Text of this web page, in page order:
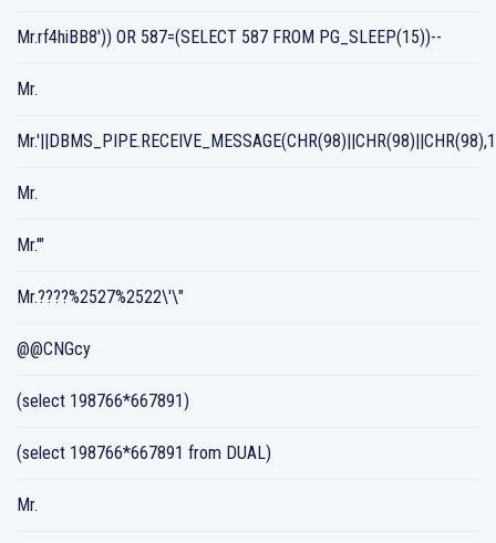
Mr.rf4hiBB8')) OR 587=(SELECT 587 FROM PG_SLEEP(15))--
Mr.
Mr.
Mr.'"
Mr.????%2527%2522\'\"
@@CNGcy
(select 198766*667891)
(select 198766*667891 from DUAL)
Mr.